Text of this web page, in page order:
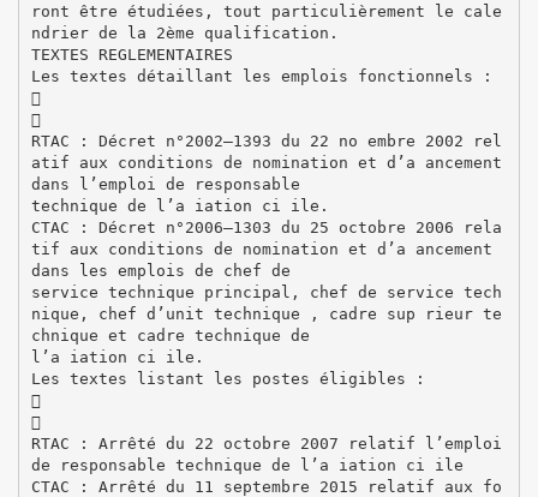
ront être étudiées, tout particulièrement le cale
ndrier de la 2ème qualification.
TEXTES REGLEMENTAIRES
Les textes détaillant les emplois fonctionnels :


RTAC : Décret n°2002–1393 du 22 no embre 2002 rel
atif aux conditions de nomination et d’a ancement
dans l’emploi de responsable
technique de l’a iation ci ile.
CTAC : Décret n°2006–1303 du 25 octobre 2006 rela
tif aux conditions de nomination et d’a ancement
dans les emplois de chef de
service technique principal, chef de service tech
nique, chef d’unit technique , cadre sup rieur te
chnique et cadre technique de
l’a iation ci ile.
Les textes listant les postes éligibles :


RTAC : Arrêté du 22 octobre 2007 relatif l’emploi
de responsable technique de l’a iation ci ile
CTAC : Arrêté du 11 septembre 2015 relatif aux fo